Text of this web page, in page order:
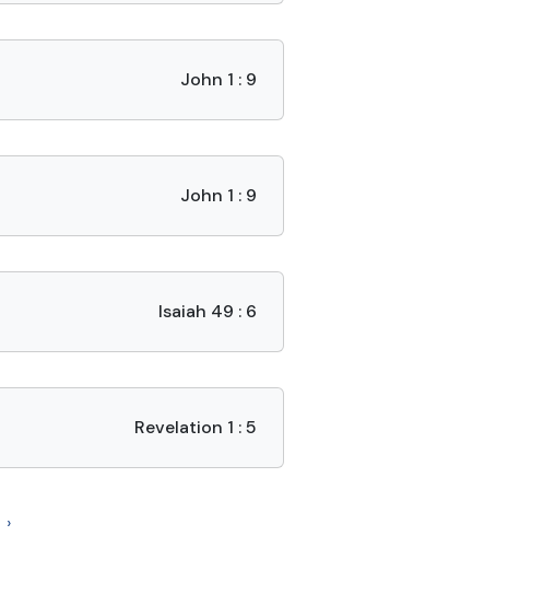
John 1 : 9
John 1 : 9
Isaiah 49 : 6
Revelation 1 : 5
›